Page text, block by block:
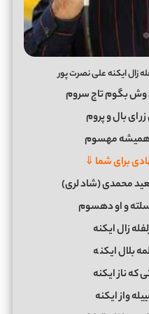
زال ایکنه علی نصرت پور
وش بگوم تاج سروم
ای بال و پروم
همیشه مهسوم
برای شما ⇓
محمدی (شاد لری)
و او دهسوم
زال ایکنه
بلال ایکنه
که ناز ایکنه
واز ایکنه